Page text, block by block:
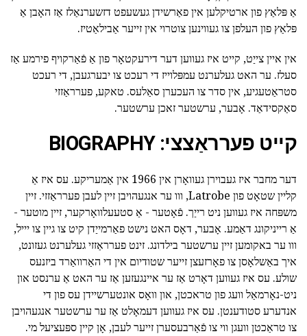
אַ פּלאַץ פון ארטיקלען אין פאַרשידן געשעפט דזשערנאַלז אַז האָבן אַ
פּלאַץ פון העלפן צו געווינען צוטרוי אין זייער אַבילאַטיז.
אין איין צייַט, קייט איז געווען דער דירעקטאָר פון אַ פֿאַרקויף פירמע אַז
סעלז. ער האט געלערנט עמפּלוייז די רעכט צו יבערגעבן, די רעכט
סטראַטעגיע, אין סדר צו העכערן סאַלעס. טאקע, פערראַזזי
סאַקסידאַד. אָבער, ערשטער זאכן ערשטער.
קייט פערראַצצי: BIOGRAPHY
דער מחבר איז געבוירן געוואָרן אין 1966 אין אַמעריקע. עס איז אַ
קליין שטאָט פון Latrobe, ווו ער אנגעהויבן זיין לעבן פערראַזזי. זיין
משפּחה איז געווען ניט רייַך. פֿאָטער - אַ סטעעלוואָרקער, זיין מוטער -
אַ רייניקונג דאַמע. אָבער, דאָס האט נישט פאַרמייַדן קיט צו גיין צו יייל,
ווו ער באקומען זיין ערשטער בילדונג. זינט פערראַזזי געלערנט געזונט,
איך באַשלאָסן צו פאָרזעצן זייער שטודיום אין די האַרוואַרד ביזנעס
שולע. עס איז געווען דאָרט אַז ער איינגעזען אַז ער האט אַ ערנסט און
ניט-נאָרמאַל וועג פון טראכטן, און וואָס אונטערשיידן עס פון די
אנדערע סטודענטן. עס איז געווען דעמאָלט אַז ער ערשטער אנגעהויבן
צו טראַכטן וועגן ווי צו פֿאַרבעסערן זייער לעבן, אָן קיין ספּעציעל מי.